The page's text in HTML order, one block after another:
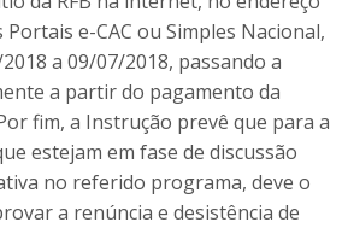
Portais e-CAC ou Simples Nacional,
a 09/07/2018, passando a
a partir do pagamento da
fim, a Instrução prevê que para a
estejam em fase de discussão
no referido programa, deve o
a renúncia e desistência de